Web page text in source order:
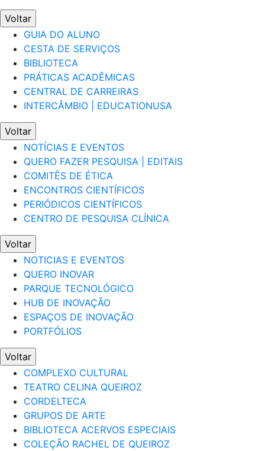
Voltar
GUIA DO ALUNO
CESTA DE SERVIÇOS
BIBLIOTECA
PRÁTICAS ACADÊMICAS
CENTRAL DE CARREIRAS
INTERCÂMBIO | EDUCATIONUSA
Voltar
NOTÍCIAS E EVENTOS
QUERO FAZER PESQUISA | EDITAIS
COMITÊS DE ÉTICA
ENCONTROS CIENTÍFICOS
PERIÓDICOS CIENTÍFICOS
CENTRO DE PESQUISA CLÍNICA
Voltar
NOTICIAS E EVENTOS
QUERO INOVAR
PARQUE TECNOLÓGICO
HUB DE INOVAÇÃO
ESPAÇOS DE INOVAÇÃO
PORTFÓLIOS
Voltar
COMPLEXO CULTURAL
TEATRO CELINA QUEIROZ
CORDELTECA
GRUPOS DE ARTE
BIBLIOTECA ACERVOS ESPECIAIS
COLEÇÃO RACHEL DE QUEIROZ